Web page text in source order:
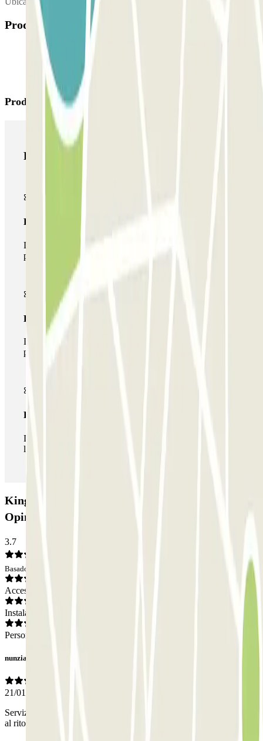
Productos disponibles
Productos de Parclick
Productos de Parclick
Pase básico
Durante tu estancia podrás entrar y salir una única vez al
parking
Pase multiparking
Durante tu estancia podrás hacer uso de toda la red de
parkings de este operador disponibles en Parclick.
Pase ilimitado
Durante tu estancia podrás entrar y salir del parking todas
las veces que quieras.
Kingparking Malpensa - Shuttle - Coperto:
Opiniones
3.7
Basado en 4 opiniones
Acceso
Instalaciones
Personal
nunziato
21/01/2026
Servizio molto efficiente. Servizio navetta veloce sia all'andata che
al ritorno all'aeroporto. Molto vicino a quest'ultimo.